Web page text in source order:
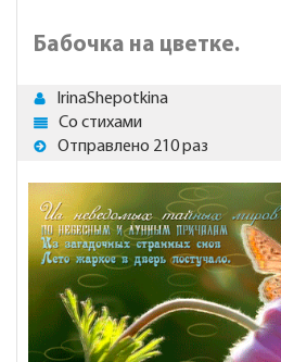
Бабочка на цветке.
IrinaShepotkina
Со стихами
Отправлено 210 раз